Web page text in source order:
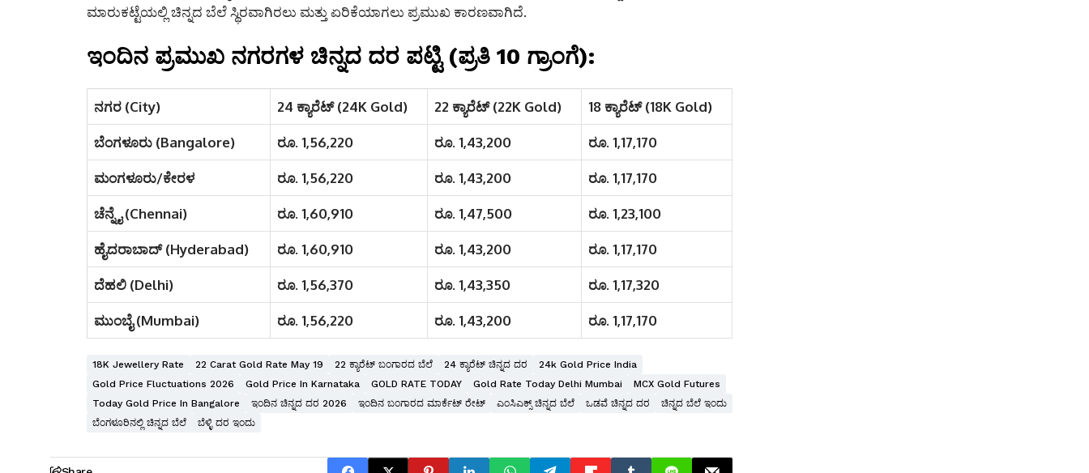
ಮಾರುಕಟ್ಟೆಯಲ್ಲಿ ಚಿನ್ನದ ಬೆಲೆ ಸ್ಥಿರವಾಗಿರಲು ಮತ್ತು ಏರಿಕೆಯಾಗಲು ಪ್ರಮುಖ ಕಾರಣವಾಗಿದೆ.
ಇಂದಿನ ಪ್ರಮುಖ ನಗರಗಳ ಚಿನ್ನದ ದರ ಪಟ್ಟಿ (ಪ್ರತಿ 10 ಗ್ರಾಂಗೆ):
ನಗರ (City) 24 ಕ್ಯಾರೆಟ್ (24K Gold) 22 ಕ್ಯಾರೆಟ್ (22K Gold) 18 ಕ್ಯಾರೆಟ್ (18K Gold)
ಬೆಂಗಳೂರು (Bangalore) ರೂ. 1,56,220 ರೂ. 1,43,200 ರೂ. 1,17,170
ಮಂಗಳೂರು/ಕೇರಳ ರೂ. 1,56,220 ರೂ. 1,43,200 ರೂ. 1,17,170
ಚೆನ್ನೈ (Chennai) ರೂ. 1,60,910 ರೂ. 1,47,500 ರೂ. 1,23,100
ಹೈದರಾಬಾದ್ (Hyderabad) ರೂ. 1,60,910 ರೂ. 1,43,200 ರೂ. 1,17,170
ದೆಹಲಿ (Delhi) ರೂ. 1,56,370 ರೂ. 1,43,350 ರೂ. 1,17,320
ಮುಂಬೈ (Mumbai) ರೂ. 1,56,220 ರೂ. 1,43,200 ರೂ. 1,17,170
18K Jewellery Rate 22 Carat Gold Rate May 19 22 ಕ್ಯಾರೆಟ್ ಬಂಗಾರದ ಬೆಲೆ 24 ಕ್ಯಾರೆಟ್ ಚಿನ್ನದ ದರ
24k Gold Price India
Gold Price Fluctuations 2026
Gold Price In Karnataka GOLD RATE TODAY Gold Rate Today Delhi Mumbai
MCX Gold Futures
Today Gold Price In Bangalore
ಇಂದಿನ ಚಿನ್ನದ ದರ 2026 ಇಂದಿನ ಬಂಗಾರದ ಮಾರ್ಕೆಟ್ ರೇಟ್ ಎಂಸಿಎಕ್ಸ್ ಚಿನ್ನದ ಬೆಲೆ ಒಡವೆ ಚಿನ್ನದ ದರ
ಚಿನ್ನದ ಬೆಲೆ ಇಂದು
ಬೆಂಗಳೂರಿನಲ್ಲಿ ಚಿನ್ನದ ಬೆಲೆ
ಬೆಳ್ಳಿ ದರ ಇಂದು